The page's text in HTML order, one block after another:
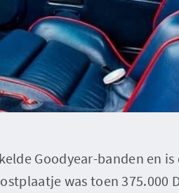
Goodyear-banden en is
was toen 375.000